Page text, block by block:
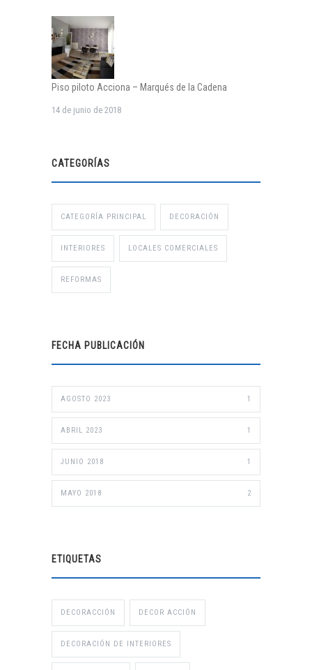
Piso piloto Acciona – Marqués de la Cadena
14 de junio de 2018
CATEGORÍAS
CATEGORÍA PRINCIPAL DECORACIÓN
INTERIORES LOCALES COMERCIALES
REFORMAS
FECHA PUBLICACIÓN
AGOSTO 2023 1
ABRIL 2023 1
JUNIO 2018 1
MAYO 2018 2
ETIQUETAS
DECORACCIÓN DECOR ACCIÓN
DECORACIÓN DE INTERIORES